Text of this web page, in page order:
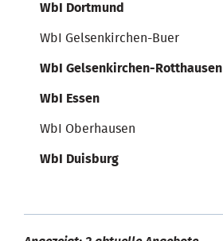
WbI Dortmund
WbI Gelsenkirchen-Buer
WbI Gelsenkirchen-Rotthausen
WbI Essen
WbI Oberhausen
WbI Duisburg